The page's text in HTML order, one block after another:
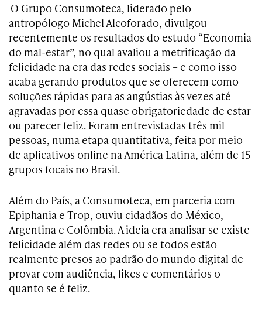
O Grupo Consumoteca, liderado pelo
antropólogo Michel Alcoforado, divulgou
recentemente os resultados do estudo “Economia
do mal-estar”, no qual avaliou a metrificação da
felicidade na era das redes sociais – e como isso
acaba gerando produtos que se oferecem como
soluções rápidas para as angústias às vezes até
agravadas por essa quase obrigatoriedade de estar
ou parecer feliz. Foram entrevistadas três mil
pessoas, numa etapa quantitativa, feita por meio
de aplicativos online na América Latina, além de 15
grupos focais no Brasil.
Além do País, a Consumoteca, em parceria com
Epiphania e Trop, ouviu cidadãos do México,
Argentina e Colômbia. A ideia era analisar se existe
felicidade além das redes ou se todos estão
realmente presos ao padrão do mundo digital de
provar com audiência, likes e comentários o
quanto se é feliz.